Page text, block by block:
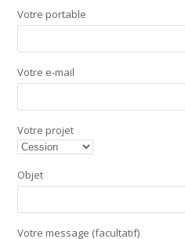
Votre portable
Votre e-mail
Votre projet
Objet
Votre message (facultatif)